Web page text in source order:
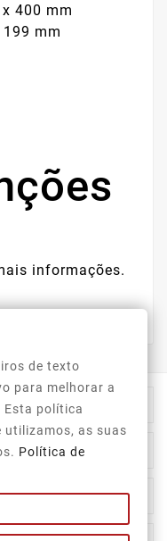
400 mm
mm
informações.

de texto
para melhorar a
Esta política
utilizamos, as suas
Política de